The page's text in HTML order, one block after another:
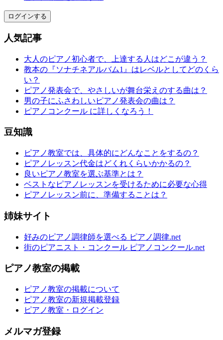
ログインする
人気記事
大人のピアノ初心者で、上達する人はどこが違う？
教本の『ソナチネアルバム1』はレベルとしてどのくら
い？
ピアノ発表会で、やさしいが舞台栄えのする曲は？
男の子にふさわしいピアノ発表会の曲は？
ピアノコンクール に詳しくなろう！
豆知識
ピアノ教室では、具体的にどんなことをするの？
ピアノレッスン代金はどくれくらいかかるの？
良いピアノ教室を選ぶ基準とは？
ベストなピアノレッスンを受けるために必要な心得
ピアノレッスン前に、準備することは？
姉妹サイト
好みのピアノ調律師を選べる ピアノ調律.net
街のピアニスト・コンクール ピアノコンクール.net
ピアノ教室の掲載
ピアノ教室の掲載について
ピアノ教室の新規掲載登録
ピアノ教室・ログイン
メルマガ登録